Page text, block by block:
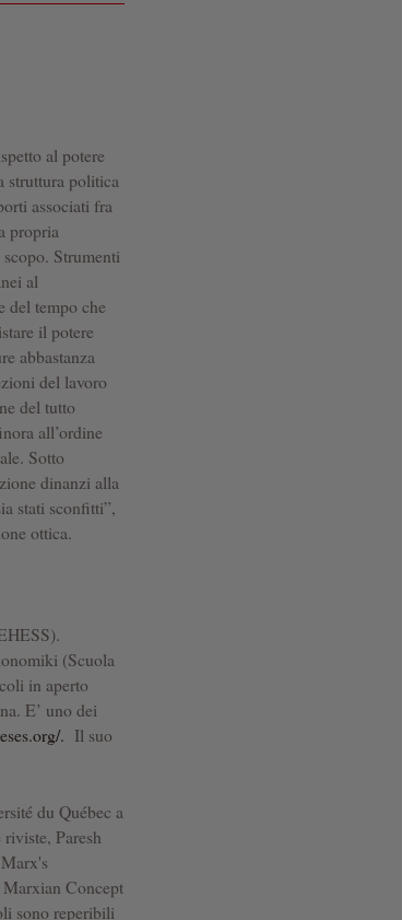
al potere
struttura politica
associati fra
propria
Strumenti
al
del tempo che
il potere
abbastanza
del lavoro
del tutto
all’ordine
Sotto
dinanzi alla
stati sconfitti”,
ottica.
(Scuola
in aperto
E’ uno dei
. Il suo
du Québec a
Paresh
Concept
sono reperibili